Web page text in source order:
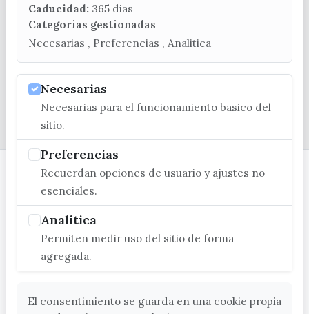
turismo@velezmalaga.es
C/ Poniente, 2. CP 29740 - Torre del Mar
Caducidad: 365 dias
Categorias gestionadas
Necesarias , Preferencias , Analitica
Necesarias
Necesarias para el funcionamiento basico del
sitio.
Preferencias
Recuerdan opciones de usuario y ajustes no
esenciales.
Analitica
Permiten medir uso del sitio de forma
agregada.
El consentimiento se guarda en una cookie propia